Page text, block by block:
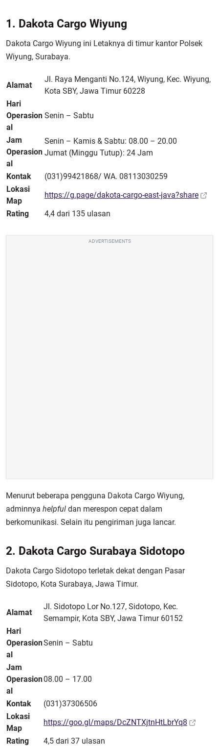
1. Dakota Cargo Wiyung
Dakota Cargo Wiyung ini Letaknya di timur kantor Polsek
Wiyung, Surabaya.
Alamat
Jl. Raya Menganti No.124, Wiyung, Kec. Wiyung,
Kota SBY, Jawa Timur 60228
Hari
Operasion
al
Senin – Sabtu
Jam
Operasion
al
Senin – Kamis & Sabtu: 08.00 – 20.00
Jumat (Minggu Tutup): 24 Jam
Kontak
(031)99421868/ WA. 08113030259
Lokasi
Map
https://g.page/dakota-cargo-east-java?share
Rating
4,4 dari 135 ulasan
ADVERTISEMENTS
Menurut beberapa pengguna Dakota Cargo Wiyung,
adminnya helpful dan merespon cepat dalam
berkomunikasi. Selain itu pengiriman juga lancar.
2. Dakota Cargo Surabaya Sidotopo
Dakota Cargo Sidotopo terletak dekat dengan Pasar
Sidotopo, Kota Surabaya, Jawa Timur.
Alamat
Jl. Sidotopo Lor No.127, Sidotopo, Kec.
Semampir, Kota SBY, Jawa Timur 60152
Hari
Operasion
al
Senin – Sabtu
Jam
Operasion
al
08.00 – 17.00
Kontak
(031)37306506
Lokasi
Map
https://goo.gl/maps/DcZNTXjtnHtLbrYq8
Rating
4,5 dari 37 ulasan